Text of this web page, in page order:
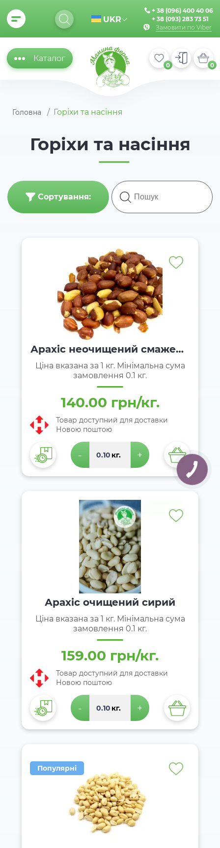
UKR
+ 38 (096) 400 40 06
+ 38 (093) 283 73 51
Замовити по Viber
Каталог
0 0
Головна Горіхи та насіння
Горіхи та насіння
Сортування:
Арахіс неочищений смажени
й
Ціна вказана за 1 кг. Мінімальна сума
замовлення 0.1 кг.
140.00 грн/кг.
Товар доступний для доставки
Новою поштою
- кг. +
Арахіс очищений сирий
Ціна вказана за 1 кг. Мінімальна сума
замовлення 0.1 кг.
159.00 грн/кг.
Товар доступний для доставки
Новою поштою
- кг. +
Популярні